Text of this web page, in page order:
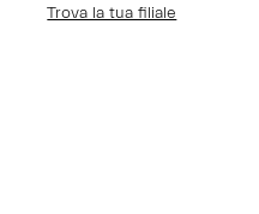
Trova la tua filiale